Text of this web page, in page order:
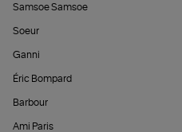
Samsoe Samsoe
Soeur
Ganni
Éric Bompard
Barbour
Ami Paris